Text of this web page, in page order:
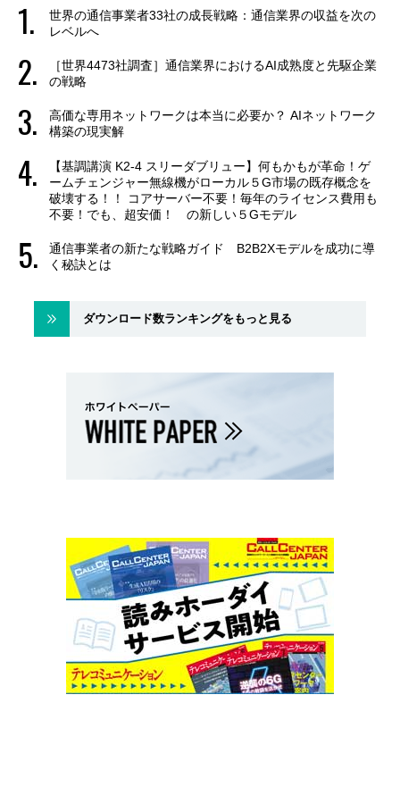
世界の通信事業者33社の成長戦略：通信業界の収益を次の
レベルへ
［世界4473社調査］通信業界におけるAI成熟度と先駆企業
の戦略
高価な専用ネットワークは本当に必要か？ AIネットワーク
構築の現実解
【基調講演 K2-4 スリーダブリュー】何もかもが革命！ゲ
ームチェンジャー無線機がローカル５G市場の既存概念を
破壊する！！ コアサーバー不要！毎年のライセンス費用も
不要！でも、超安価！ の新しい５Gモデル
通信事業者の新たな戦略ガイド B2B2Xモデルを成功に導
く秘訣とは
ダウンロード数ランキングをもっと見る